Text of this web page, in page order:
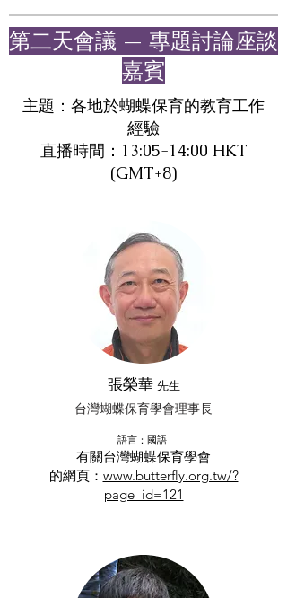
​第二天會議 — 專題討論座談
嘉賓
主題：各地於蝴蝶保育的教育工作
經驗
直播時間：13:05-14:00 HKT
(GMT+8)
張榮華 先生
台灣蝴蝶保育學會理事長
語言：國語
有關台灣蝴蝶保育學會
的網頁： www.butterfly.org.tw/?
page_id=121